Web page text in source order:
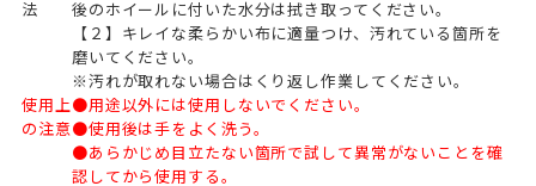
法
後のホイールに付いた水分は拭き取ってください。
【２】キレイな柔らかい布に適量つけ、汚れている箇所を
磨いてください。
※汚れが取れない場合はくり返し作業してください。
使用上
の注意
●用途以外には使用しないでください。
●使用後は手をよく洗う。
●あらかじめ目立たない箇所で試して異常がないことを確
認してから使用する。